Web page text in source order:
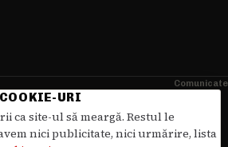
Comunicate
URI
ca site-ul să meargă. Restul le
nici publicitate, nici urmărire, lista